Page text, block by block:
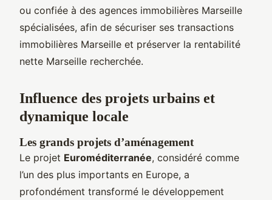
ou confiée à des agences immobilières Marseille
spécialisées, afin de sécuriser ses transactions
immobilières Marseille et préserver la rentabilité
nette Marseille recherchée.
Influence des projets urbains et
dynamique locale
Les grands projets d’aménagement
Le projet Euroméditerranée, considéré comme
l’un des plus importants en Europe, a
profondément transformé le développement